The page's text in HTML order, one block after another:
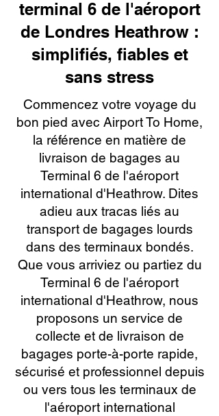
terminal 6 de l'aéroport
de Londres Heathrow :
simplifiés, fiables et
sans stress
Commencez votre voyage du
bon pied avec Airport To Home,
la référence en matière de
livraison de bagages au
Terminal 6 de l'aéroport
international d'Heathrow. Dites
adieu aux tracas liés au
transport de bagages lourds
dans des terminaux bondés.
Que vous arriviez ou partiez du
Terminal 6 de l'aéroport
international d'Heathrow, nous
proposons un service de
collecte et de livraison de
bagages porte-à-porte rapide,
sécurisé et professionnel depuis
ou vers tous les terminaux de
l'aéroport international